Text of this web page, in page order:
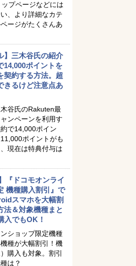
プページなどには
、より詳細なカテ
ージがたくさんあ
】三木谷氏の紹介
14,000ポイントを
契約する方法。超
きるけど注意点あ
谷氏のRakuten最
ンペーンを利用す
で14,000ポイン
ポイントがも
現在は特典付与は
『ドコモオンライ
機種購入割引』で
スマホを大幅割
法＆対象機種まと
入でもOK！
ショップ限定機種
種が大幅割引！機
購入も対象。割引
は？